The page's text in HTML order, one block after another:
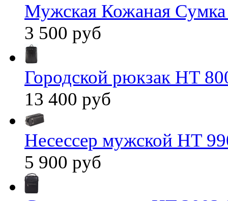
Мужская Кожаная
3 500 руб
Городской рюкзак HT
13 400 руб
Несессер мужской HT
5 900 руб